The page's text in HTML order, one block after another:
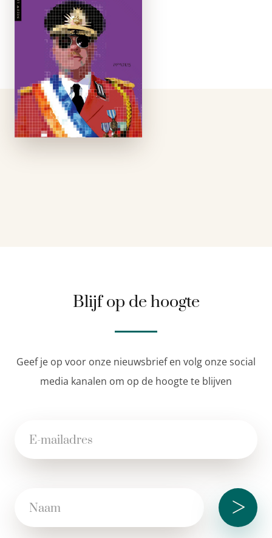
Een vereiste voor een
gezonde democratie
is een ‘machtsvrije
publieke ruimte’,
schreef de Duitse
filosoof Jürgen
Habermas, een
neutraal en open
forum voor discussie
en debat. Met de
komst van …
Blijf op de hoogte
Geef je op voor onze nieuwsbrief en volg onze social
media kanalen om op de hoogte te blijven
>